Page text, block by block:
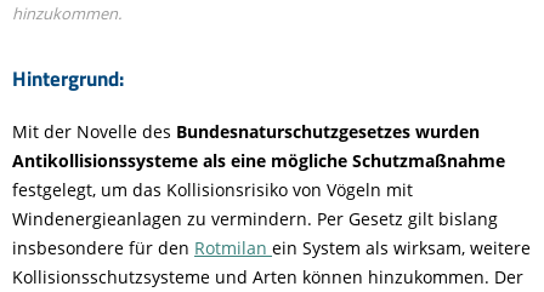
hinzukommen.
Hintergrund:
Mit der Novelle des Bundesnaturschutzgesetzes wurden
Antikollisionssysteme als eine mögliche Schutzmaßnahme
festgelegt, um das Kollisionsrisiko von Vögeln mit
Windenergieanlagen zu vermindern. Per Gesetz gilt bislang
insbesondere für den Rotmilan ein System als wirksam, weitere
Kollisionsschutzsysteme und Arten können hinzukommen. Der